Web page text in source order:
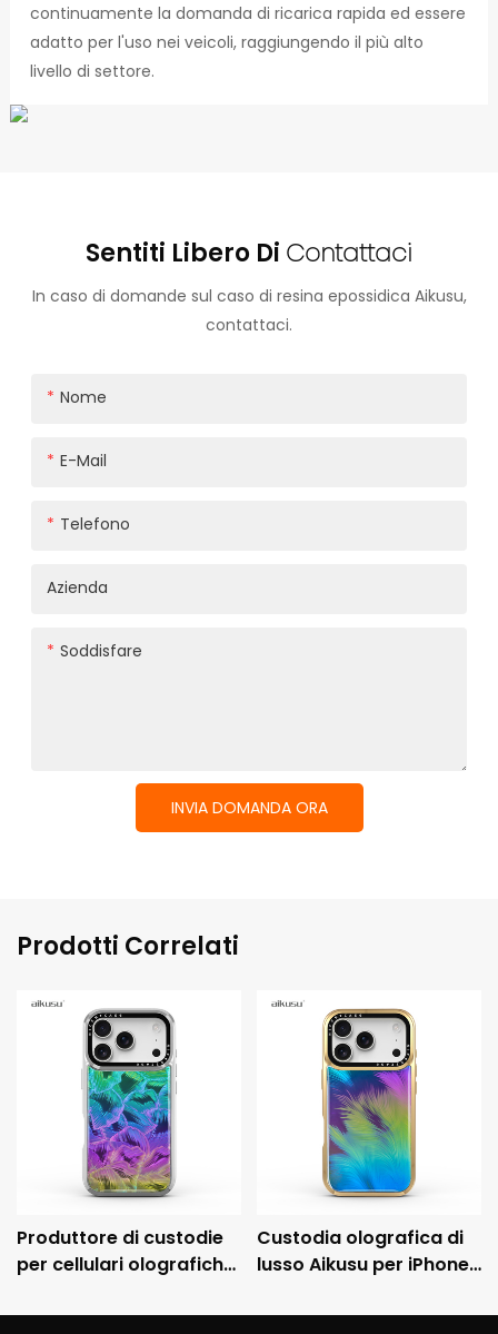
continuamente la domanda di ricarica rapida ed essere
adatto per l'uso nei veicoli, raggiungendo il più alto
livello di settore.
Sentiti Libero Di Contattaci
In caso di domande sul caso di resina epossidica Aikusu,
contattaci.
Nome
E-Mail
Telefono
Azienda
Soddisfare
INVIA DOMANDA ORA
Prodotti Correlati
Produttore di custodie
per cellulari olografiche
custodia protettiva
Custodia olografica di
lusso Aikusu per iPhone
galvanizzata e